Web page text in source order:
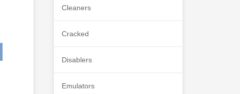
Cleaners
Cracked
Disablers
Emulators